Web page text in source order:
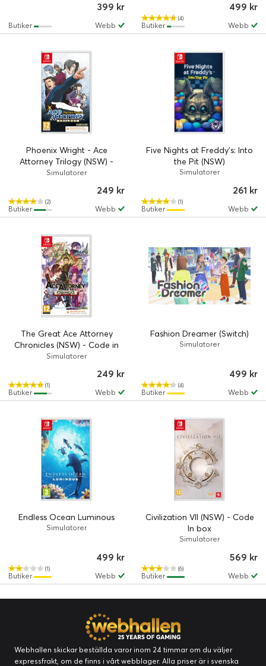
399 kr
Webb
Butiker
(4)
499 kr
Webb
Butiker
Phoenix Wright - Ace
Attorney Trilogy (NSW) -
Code in Box
Simulatorer
(2)
249 kr
Webb
Butiker
Five Nights at Freddy's: Into
the Pit (NSW)
Simulatorer
(1)
261 kr
Webb
Butiker
The Great Ace Attorney
Chronicles (NSW) - Code in
Box
Simulatorer
(1)
249 kr
Webb
Butiker
Fashion Dreamer (Switch)
Simulatorer
(4)
499 kr
Webb
Butiker
Endless Ocean Luminous
Simulatorer
(1)
499 kr
Webb
Butiker
Civilization VII (NSW) - Code
In box
Simulatorer
(6)
569 kr
Webb
Butiker
Webhallen skickar beställda varor inom 24 timmar om du väljer
expressfrakt, om de finns i vårt webblager. Alla priser är i svenska